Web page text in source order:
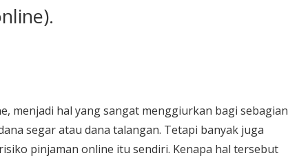
menjadi hal yang sangat menggiurkan bagi sebagian
segar atau dana talangan. Tetapi banyak juga
pinjaman online itu sendiri. Kenapa hal tersebut